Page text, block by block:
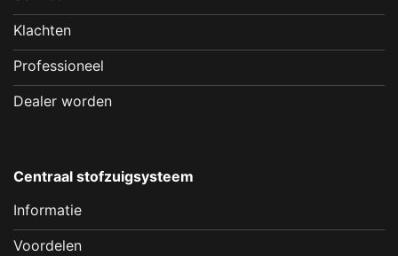
Klachten
Professioneel
Dealer worden
Centraal stofzuigsysteem
Informatie
Voordelen